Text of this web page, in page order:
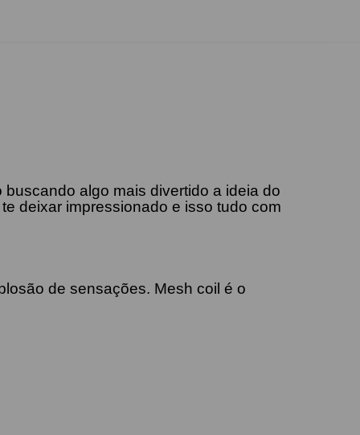
algo mais divertido a ideia do
deixar impressionado e isso tudo com
de sensações. Mesh coil é o